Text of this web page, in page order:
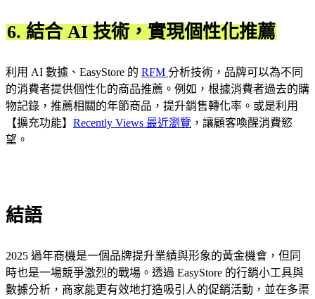
6. 結合 AI 技術，實現個性化推薦
利用 AI 數據、EasyStore 的 RFM 分析技術，品牌可以為不同
的消費者提供個性化的商品推薦。例如，根據消費者過去的購
物記錄，推薦相關的年節商品，提升銷售轉化率。或是利用
【擴充功能】 Recently Views 最近瀏覽 ，讓顧客喚醒消費慾
望。
結語
2025 過年商機是一個品牌提升業績與形象的黃金機會，但同
時也是一場競爭激烈的戰場。透過 EasyStore 的行銷小工具與
數據分析，商家能更有效地打造吸引人的促銷活動，並在多渠